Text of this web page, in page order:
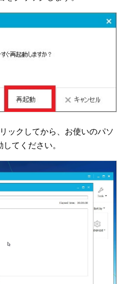
ックしてから、お使いのパソ
てください。